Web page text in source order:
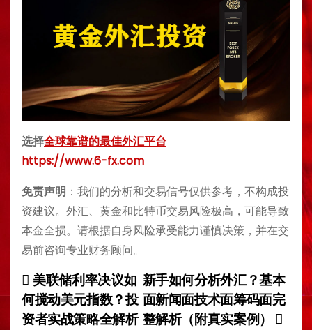
选择全球靠谱的最佳外汇平台
https://www.6-fx.com
免责声明 ：我们的分析和交易信号仅供参考，不构成投
资建议。外汇、黄金和比特币交易风险极高，可能导致
本金全损。请根据自身风险承受能力谨慎决策，并在交
易前咨询专业财务顾问。
P
o
新手如何分析外汇？基本
面新闻面技术面筹码面完
整解析（附真实案例）
美联储利率决议如
何搅动美元指数？投
资者实战策略全解析